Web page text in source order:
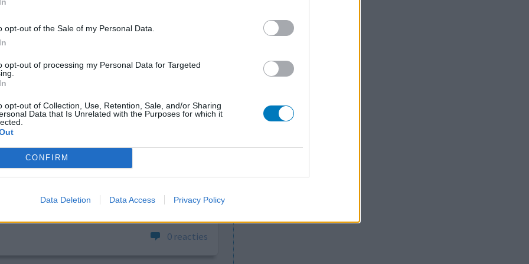
opt-out of the Sale of my Personal Data.
opt-out of processing my Personal Data for Targeted
opt-out of Collection, Use, Retention, Sale, and/or Sharing
Data that Is Unrelated with the Purposes for which it
CONFIRM
Data Deletion Data Access Privacy Policy
Bijwerkingen
kant
A1
0 reacties